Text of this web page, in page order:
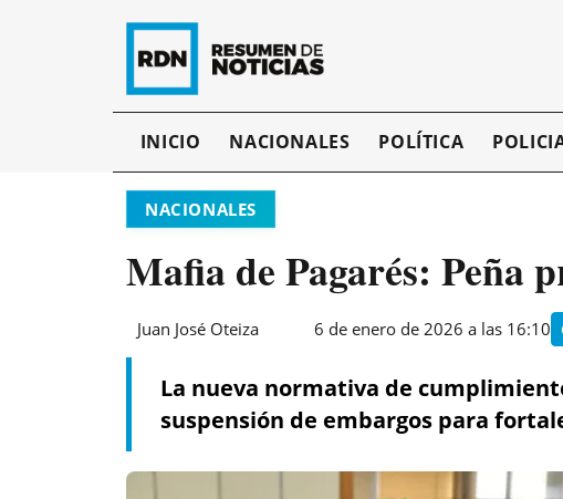
INICIO NACIONALES POLÍTICA
NACIONALES
Mafia de Pagarés: Peña
Juan José Oteiza 6 de enero de 2026 a las 16:10
La nueva normativa de
suspensión de embargos para